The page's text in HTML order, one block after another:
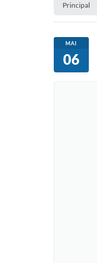
Principal
MAI
06